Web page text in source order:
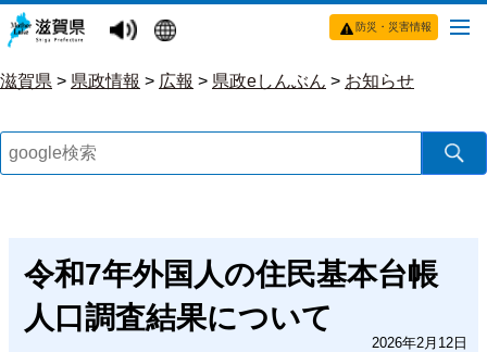
防災・災害情報
滋賀県 > 県政情報 > 広報 > 県政eしんぶん > お知らせ
令和7年外国人の住民基本台帳
人口調査結果について
2026年2月12日